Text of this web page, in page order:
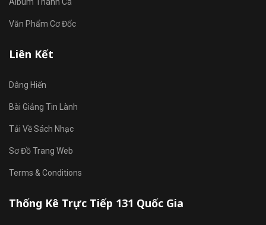
Văn Phẩm Cơ Đốc
Liên Kết
Dâng Hiến
Bài Giảng Tin Lành
Tải Về Sách Nhạc
Sơ Đồ Trang Web
Terms & Conditions
Thống Kê Trực Tiếp 131 Quốc Gia